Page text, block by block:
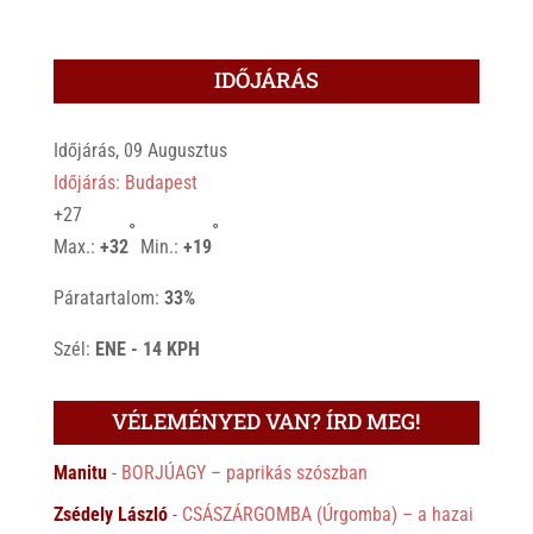
IDŐJÁRÁS
Időjárás, 09 Augusztus
Időjárás: Budapest
+27
Max.: +32
°
Min.: +19
°
Páratartalom: 33%
Szél: ENE - 14 KPH
VÉLEMÉNYED VAN? ÍRD MEG!
Manitu- BORJÚAGY – paprikás szószban
Zsédely László- CSÁSZÁRGOMBA (Úrgomba) – a hazai